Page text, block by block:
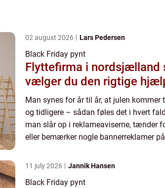
02 august 2026 Lars Pedersen
Black Friday pynt
Flyttefirma i nordsjælland sådan
vælger du den rigtige
Man synes for år til år, at julen kommer
og tidligere – sådan føles det i hvert
man slår op i reklameaviserne, tænder
eller bemærker nogle bannerreklamer på
11 july 2026 Jannik Hansen
Black Friday pynt